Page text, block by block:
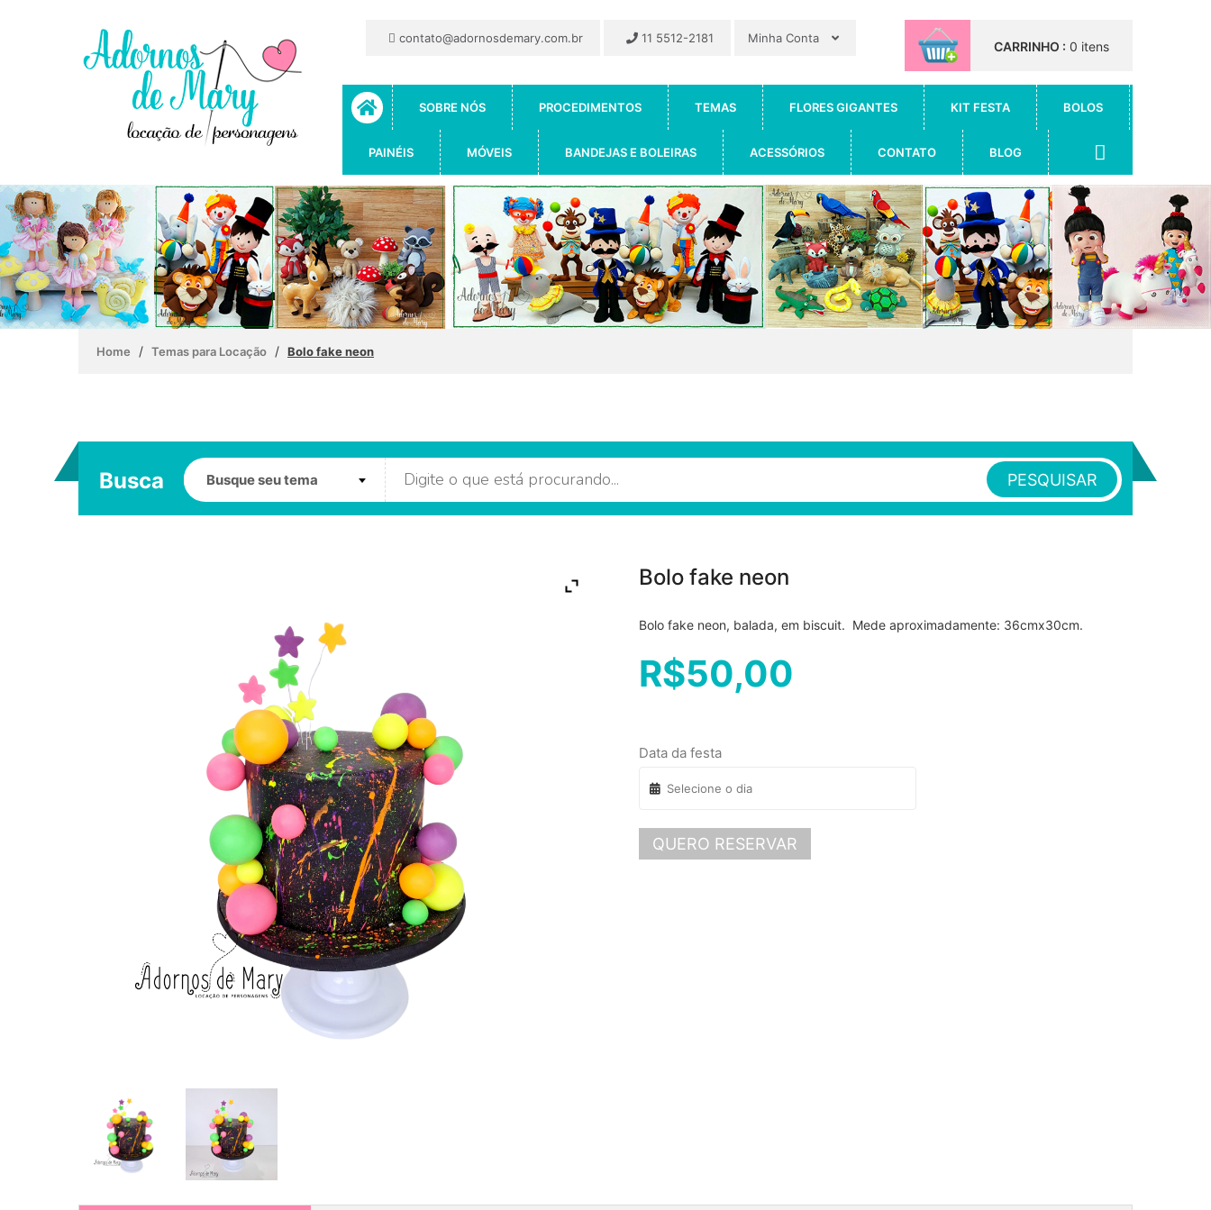
CARRINHO : 0 itens
contato@adornosdemary.com.br 11 5512-2181 Minha Conta
SOBRE NÓS PROCEDIMENTOS TEMAS FLORES GIGANTES KIT FESTA BOLOS
PAINÉIS MÓVEIS BANDEJAS E BOLEIRAS ACESSÓRIOS CONTATO BLOG
Home / Temas para Locação / Bolo fake neon
Busca PESQUISAR
Bolo fake neon
Bolo fake neon, balada, em biscuit. Mede aproximadamente: 36cmx30cm.
R$50,00
Data da festa
QUERO RESERVAR